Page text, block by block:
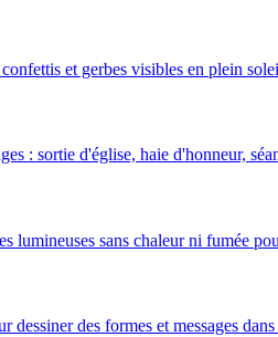
et gerbes visibles en plein
: sortie d'église, haie d'honneur,
lumineuses sans chaleur ni fumée
dessiner des formes et messages